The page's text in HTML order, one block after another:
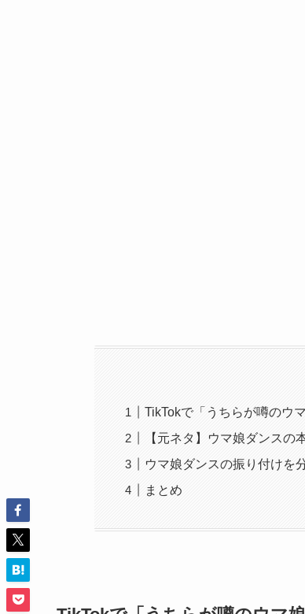
TikTokで「うちらが噂のウ
【元ネタ】ウマ娘ダンスの
ウマ娘ダンスの振り付けを
まとめ